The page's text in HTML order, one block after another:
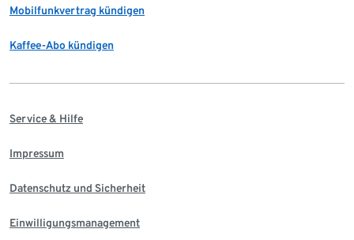
Mobilfunkvertrag kündigen
Kaffee-Abo kündigen
Service & Hilfe
Impressum
Datenschutz und Sicherheit
Einwilligungsmanagement